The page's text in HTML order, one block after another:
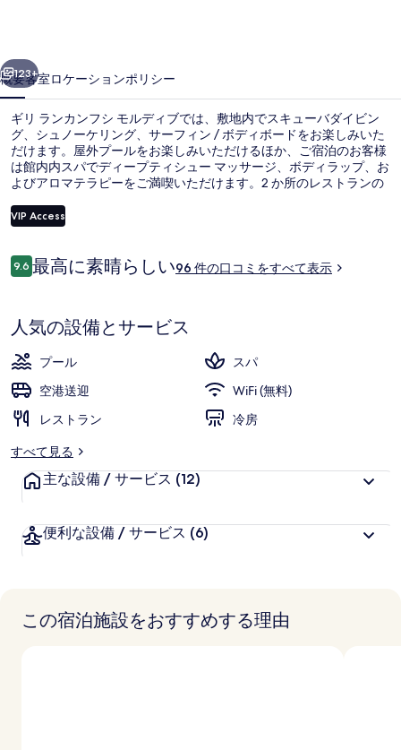
シ
モ
ル
デ
ィ
ブ
写
ギ
ャ
ラ
リ
ー
航空写真
次へ
123+
概要客室ロケーションポリシー
ギリ ランカンフシ モルディブでは、敷地内でスキューバダイビン
グ、シュノーケリング、サーフィン / ボディボードをお楽しみいた
だけます。屋外プールをお楽しみいただけるほか、ご宿泊のお客様
は館内内スパでディープティシュー マッサージ、ボディラップ、お
よびアロマテラピーをご満喫いただけます。2 か所のレストランの
し上がりいただけます。この高級リゾートにあるその他設備にはル
ーフトップテラス、プールサイドバー、および24 時間営業のフィ
VIP Access
口
コ
9.610段階中9.6
最高に素晴らしい96 件の口コミをすべて表示
人気の設備とサービス
プール
スパ
空港送迎
WiFi (無料)
レストラン
冷房
すべて見る
主な設備 / サービス (12)
便利な設備 / サービス (6)
この宿泊施設をおすすめする理由